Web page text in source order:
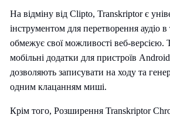
На відміну від Clipto, Transkriptor є
інструментом для перетворення аудіо
обмежує свої можливості веб-версією.
мобільні додатки для пристроїв
дозволяють записувати на ходу та
одним клацанням миші.
Крім того, Розширення Transkriptor